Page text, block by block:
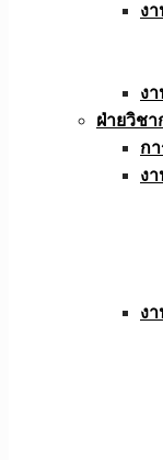
ง
ง
ฝ่ายวิชา
ก
ง
ง